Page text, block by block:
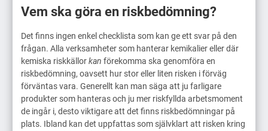
Vem ska göra en riskbedömning?
Det finns ingen enkel checklista som kan ge ett svar på den
frågan. Alla verksamheter som hanterar kemikalier eller där
kemiska riskkällorkan förekomma ska genomföra en
riskbedömning, oavsett hur stor eller liten risken i förväg
förväntas vara. Generellt kan man säga att ju farligare
produkter som hanteras och ju mer riskfyllda arbetsmoment
de ingår i, desto viktigare att det finns riskbedömningar på
plats. Ibland kan det uppfattas som självklart att risken kring